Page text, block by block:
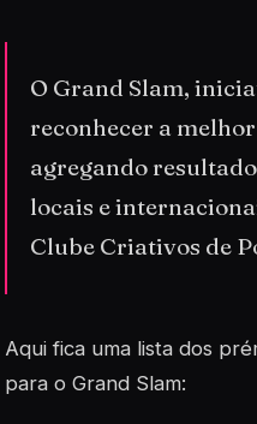
O Grand Slam,
reconhecer a
agregando
locais e
Clube Criativos de
Aqui fica uma lista dos
para o Grand Slam: